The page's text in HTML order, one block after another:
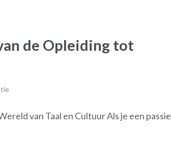
de Opleiding tot
van Taal en Cultuur Als je een passie